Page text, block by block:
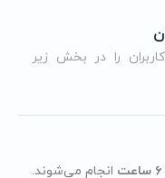
را در بخش زیر
انجام می‌شوند.